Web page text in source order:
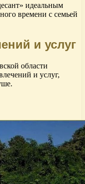
идеальным
времени с семьей
и услуг
области
и услуг,